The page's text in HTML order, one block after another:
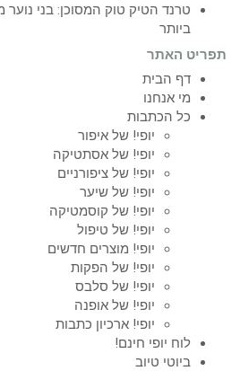
טרנד הטיק טוק המסוכן: בני
ביותר
תפריט האתר
דף הבית
מי אנחנו
כל הכתבות
יופי! של איפור
יופי! של אסתטיקה
יופי! של ציפורניים
יופי! של שיער
יופי! של קוסמטיקה
יופי! של טיפול
יופי! מוצרים חדשים
יופי! של הפקות
יופי! של סלבס
יופי! של אופנה
יופי! ארכיון כתבות
לוח יופי חינם!
ביוטי טיוב